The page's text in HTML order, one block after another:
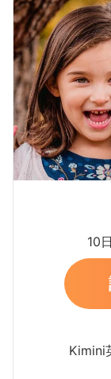
10
Kimini